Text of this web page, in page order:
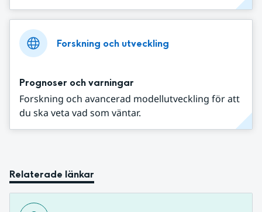
Forskning och utveckling
Prognoser och varningar
Forskning och avancerad modellutveckling för att
du ska veta vad som väntar.
Relaterade länkar